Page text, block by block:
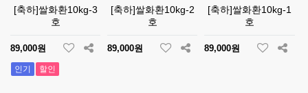
[축하]쌀화환10kg-3
호
89,000원
인기 할인
[축하]쌀화환10kg-2
호
89,000원
[축하]쌀화환10kg-1
호
89,000원